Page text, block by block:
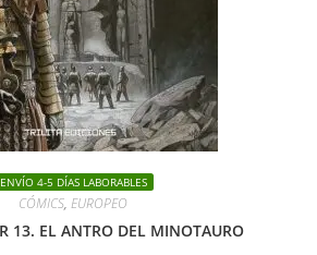
ENVÍO 4-5 DÍAS LABORABLES
CÓMICS, EUROPEO
13. EL ANTRO DEL MINOTAURO